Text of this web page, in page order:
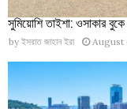
সুমিয়োশি তাইশা: ওসাকার বুকে
by ইসরাত জাহান ইরা August